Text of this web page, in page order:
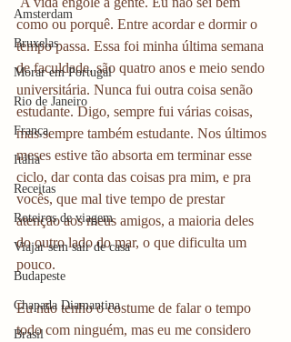
Amsterdam
Bruxelas
Morar em Portugal
Rio de Janeiro
França
Itália
Receitas
Roteiros de viagem
Viajar sem sair de casa
Budapeste
Chapada Diamantina
Brasil
como ou porquê. Entre acordar e dormir o
tempo passa. Essa foi minha última semana
de faculdade, são quatro anos e meio sendo
universitária. Nunca fui outra coisa senão
estudante. Digo, sempre fui várias coisas,
mas sempre também estudante. Nos últimos
meses estive tão absorta em terminar esse
ciclo, dar conta das coisas pra mim, e pra
vocês, que mal tive tempo de prestar
atenção aos meus amigos, a maioria deles
do outro lado do mar, o que dificulta um
pouco.
Eu não tenho o costume de falar o tempo
todo com ninguém, mas eu me considero